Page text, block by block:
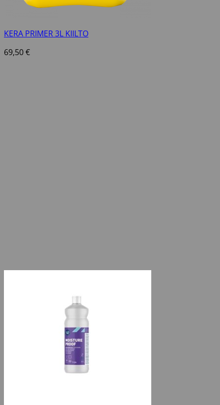
KERA PRIMER 3L KIILTO
69,50€